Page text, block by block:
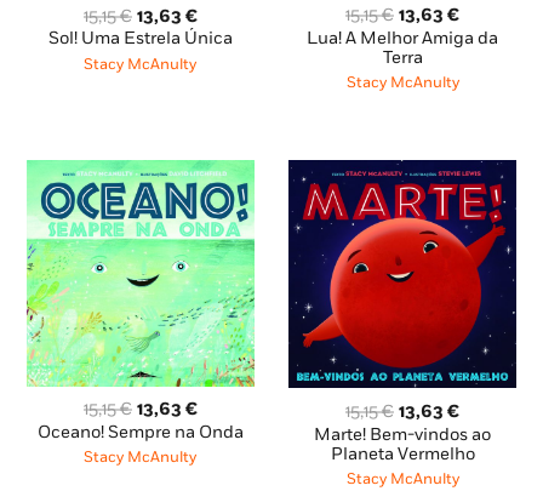
15,15€ O
preço
original
13,63 €O
preço
atual
Sol! Uma Estrela Única
Stacy McAnulty
15,15€ O
preço
original
era:
13,63€O
preço
é:
Lua! A Melhor Amiga da
Terra
Stacy McAnulty
15,15€ O
preço
original
13,63 €O
preço
atual
Oceano! Sempre na Onda
Stacy McAnulty
15,15€ O
preço
original
era:
13,63€O
preço
atual
é:
Marte! Bem-vindos ao
Planeta Vermelho
Stacy McAnulty